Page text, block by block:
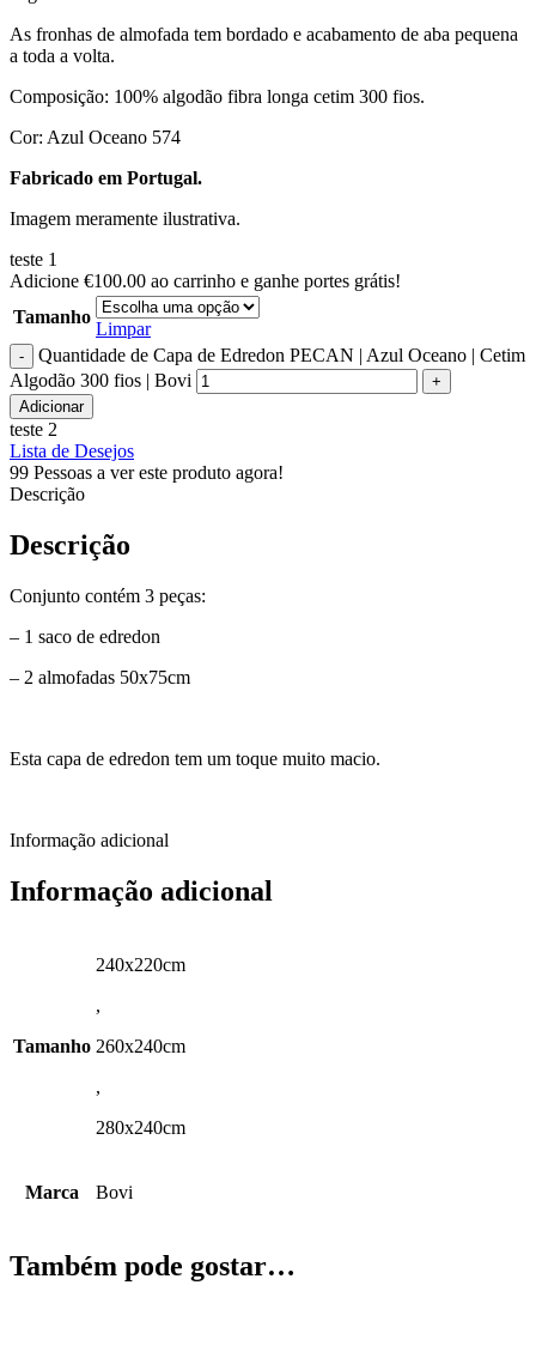
As fronhas de almofada tem bordado e acabamento de aba pequena
a toda a volta.
Composição: 100% algodão fibra longa cetim 300 fios.
Cor: Azul Oceano 574
Fabricado em Portugal.
Imagem meramente ilustrativa.
teste 1
Adicione €100.00 ao carrinho e ganhe portes grátis!
Tamanho
Limpar
Quantidade de Capa de Edredon PECAN | Azul Oceano | Cetim
Algodão 300 fios | Bovi
Adicionar
teste 2
Lista de Desejos
99 Pessoas a ver este produto agora!
Descrição
Descrição
Conjunto contém 3 peças:
– 1 saco de edredon
– 2 almofadas 50x75cm
Esta capa de edredon tem um toque muito macio.
Informação adicional
Informação adicional
Tamanho
240x220cm
,
260x240cm
,
280x240cm
Marca Bovi
Também pode gostar…